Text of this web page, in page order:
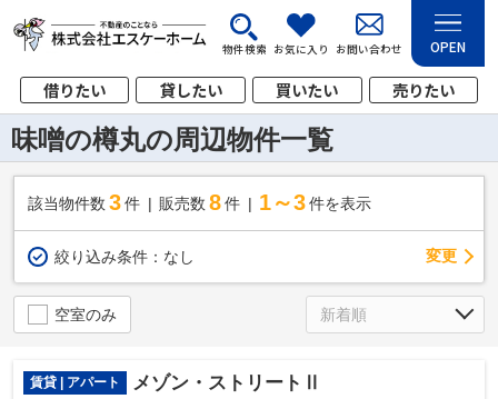
物件検索 お気に入り お問い合わせ OPEN
借りたい 貸したい 買いたい 売りたい
味噌の樽丸の周辺物件一覧
該当物件数 3件 販売数 8 件 1～3 件を表示
絞り込み条件： なし 変更
空室のみ
賃貸 | アパート メゾン・ストリートⅡ